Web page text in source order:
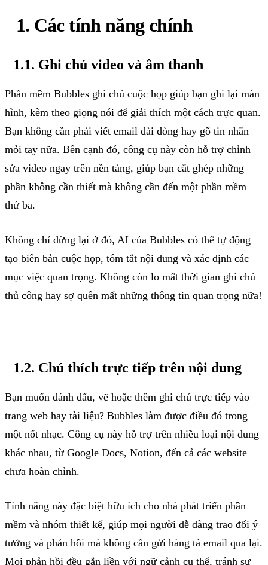
1. Cáctính năng chính
1.1. Ghichú videovà âm thanh
Phần mềm Bubbles ghi chú cuộc họp giúp bạn ghi lại màn
hình, kèm theo giọng nói để giải thích một cách trực quan.
Bạn không cần phải viết email dài dòng hay gõ tin nhắn
mỏi tay nữa. Bên cạnh đó, công cụ này còn hỗ trợ chỉnh
sửa video ngay trên nền tảng, giúp bạn cắt ghép những
phần không cần thiết mà không cần đến một phần mềm
thứ ba.
Không chỉ dừng lại ở đó, AI của Bubbles có thể tự động
tạo biên bản cuộc họp, tóm tắt nội dung và xác định các
mục việc quan trọng. Không còn lo mất thời gian ghi chú
thủ công hay sợ quên mất những thông tin quan trọng nữa!
1.2. Chú thích trực tiếp trên nội dung
Bạn muốn đánh dấu, vẽ hoặc thêm ghi chú trực tiếp vào
trang web hay tài liệu? Bubbles làm được điều đó trong
một nốt nhạc. Công cụ này hỗ trợ trên nhiều loại nội dung
khác nhau, từGoogle Docs, Notion, đến cả các website
chưa hoàn chỉnh.
Tính năng này đặc biệt hữu ích cho nhà phát triển phần
mềm và nhóm thiết kế, giúp mọi người dễ dàng trao đổi ý
tưởng và phản hồi mà không cần gửi hàng tá email qua lại.
Mọi phản hồi đều gắn liền với ngữ cảnh cụ thể, tránh sự